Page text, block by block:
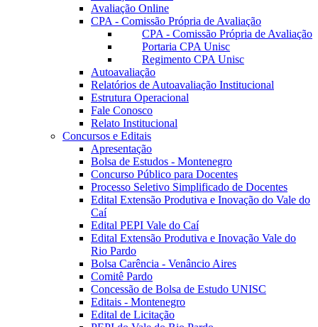
Avaliação Online
CPA - Comissão Própria de Avaliação
CPA - Comissão Própria de Avaliação
Portaria CPA Unisc
Regimento CPA Unisc
Autoavaliação
Relatórios de Autoavaliação Institucional
Estrutura Operacional
Fale Conosco
Relato Institucional
Concursos e Editais
Apresentação
Bolsa de Estudos - Montenegro
Concurso Público para Docentes
Processo Seletivo Simplificado de Docentes
Edital Extensão Produtiva e Inovação do Vale do
Caí
Edital PEPI Vale do Caí
Edital Extensão Produtiva e Inovação Vale do
Rio Pardo
Bolsa Carência - Venâncio Aires
Comitê Pardo
Concessão de Bolsa de Estudo UNISC
Editais - Montenegro
Edital de Licitação